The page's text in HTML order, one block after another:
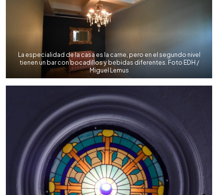
La especialidad de la casa es la carne, pero en el segundo nivel
tienen un bar con bocadillos y bebidas diferentes. Foto EDH /
Miguel Lemus